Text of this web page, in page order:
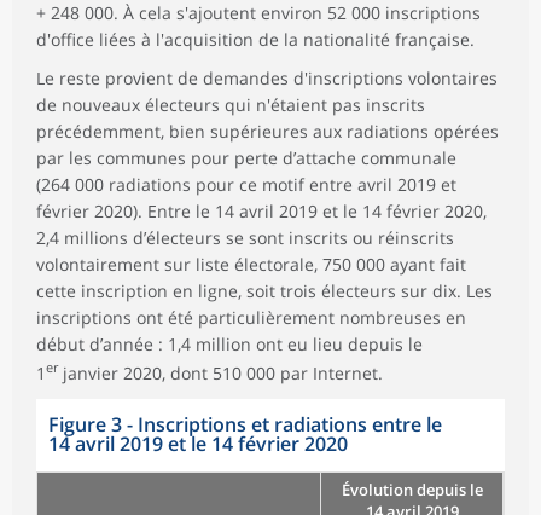
+ 248 000. À cela s'ajoutent environ 52 000 inscriptions
d'office liées à l'acquisition de la nationalité française.
Le reste provient de demandes d'inscriptions volontaires
de nouveaux électeurs qui n'étaient pas inscrits
précédemment, bien supérieures aux radiations opérées
par les communes pour perte d’attache communale
(264 000 radiations pour ce motif entre avril 2019 et
février 2020). Entre le 14 avril 2019 et le 14 février 2020,
2,4 millions d’électeurs se sont inscrits ou réinscrits
volontairement sur liste électorale, 750 000 ayant fait
cette inscription en ligne, soit trois électeurs sur dix. Les
inscriptions ont été particulièrement nombreuses en
début d’année : 1,4 million ont eu lieu depuis le
1 erjanvier 2020, dont 510 000 par Internet.
Figure 3 - Inscriptions et radiations entre le
14 avril 2019 et le 14 février 2020
Évolution depuis le